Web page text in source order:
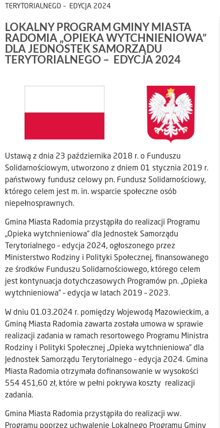
TERYTORIALNEGO – EDYCJA 2024
LOKALNY PROGRAM GMINY MIASTA
RADOMIA „OPIEKA WYTCHNIENIOWA”
DLA JEDNOSTEK SAMORZĄDU
TERYTORIALNEGO – EDYCJA 2024
Ustawą z dnia 23 października 2018 r. o Funduszu
Solidarnościowym, utworzono z dniem 01 stycznia 2019 r.
państwowy fundusz celowy pn. Fundusz Solidarnościowy,
którego celem jest m. in. wsparcie społeczne osób
niepełnosprawnych.
Gmina Miasta Radomia przystąpiła do realizacji Programu
„Opieka wytchnieniowa” dla Jednostek Samorządu
Terytorialnego – edycja 2024, ogłoszonego przez
Ministerstwo Rodziny i Polityki Społecznej, finansowanego
ze środków Funduszu Solidarnościowego, którego celem
jest kontynuacja dotychczasowych Programów pn. „Opieka
wytchnieniowa” – edycja w latach 2019 – 2023.
W dniu 01.03.2024 r. pomiędzy Wojewodą Mazowieckim, a
Gminą Miasta Radomia zawarta została umowa w sprawie
realizacji zadania w ramach resortowego Programu Ministra
Rodziny i Polityki Społecznej „Opieka wytchnieniowa” dla
Jednostek Samorządu Terytorialnego – edycja 2024. Gmina
Miasta Radomia otrzymała dofinansowanie w wysokości
554 451,60 zł, które w pełni pokrywa koszty realizacji
zadania.
Gmina Miasta Radomia przystąpiła do realizacji ww.
Programu poprzez uchwalenie Lokalnego Programu Gminy